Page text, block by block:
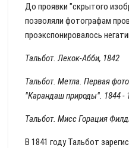
До проявки "скрытого
позволяли фотографам
проэкспонировалось
Тальбот. Лекок-Абби, 1842
Тальбот. Метла. Первая
"Карандаш природы". 1844 -
Тальбот. Мисс Горация
В 1841 году Тальбот